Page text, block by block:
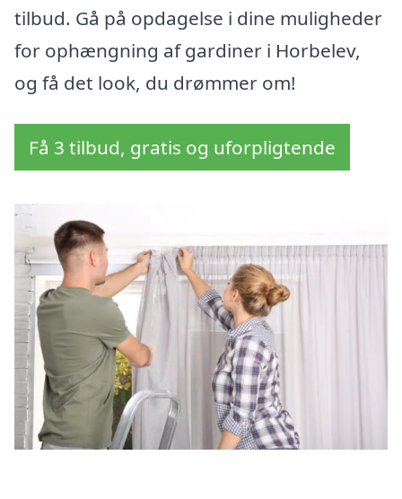
tilbud. Gå på opdagelse i dine muligheder
for ophængning af gardiner i Horbelev,
og få det look, du drømmer om!
Få 3 tilbud, gratis og uforpligtende